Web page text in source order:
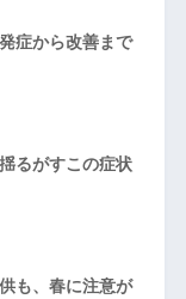
症から改善まで
るがすこの症状
も、春に注意が